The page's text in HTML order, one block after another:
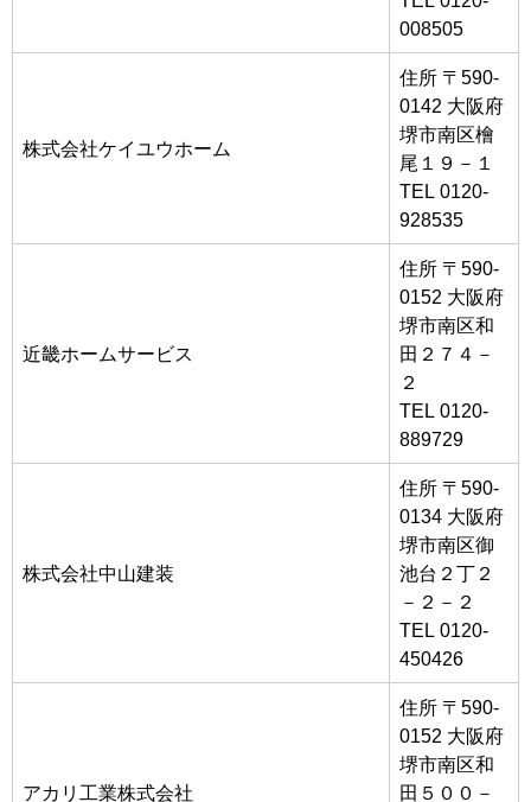
008505
株式会社ケイユウホーム
住所 〒590-
0142 大阪府
堺市南区檜
尾１９－１
TEL 0120-
928535
近畿ホームサービス
住所 〒590-
0152 大阪府
堺市南区和
田２７４－
２
TEL 0120-
889729
株式会社中山建装
住所 〒590-
0134 大阪府
堺市南区御
池台２丁２
－２－２
TEL 0120-
450426
アカリ工業株式会社
住所 〒590-
0152 大阪府
堺市南区和
田５００－